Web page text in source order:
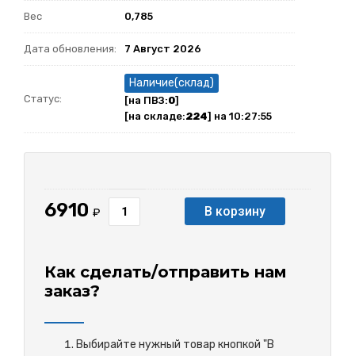
Вес 0,785
Дата обновления: 7 Август 2026
Статус:
Наличие(склад)
[на ПВЗ:0]
[на складе:224] на 10:27:55
6910 ₽ В корзину
Как сделать/отправить нам
заказ?
Выбирайте нужный товар кнопкой "В